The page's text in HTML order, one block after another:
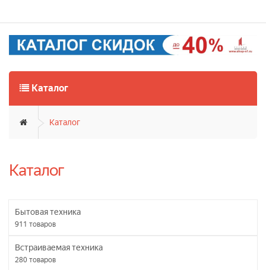
Каталог
Каталог
Каталог
Бытовая техника
911 товаров
Встраиваемая техника
280 товаров